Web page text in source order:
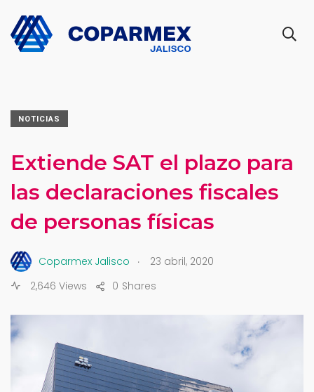
NOTICIAS
Extiende SAT el plazo para
las declaraciones fiscales
de personas físicas
Coparmex Jalisco .
23 abril, 2020
2,646 Views
Shares
0